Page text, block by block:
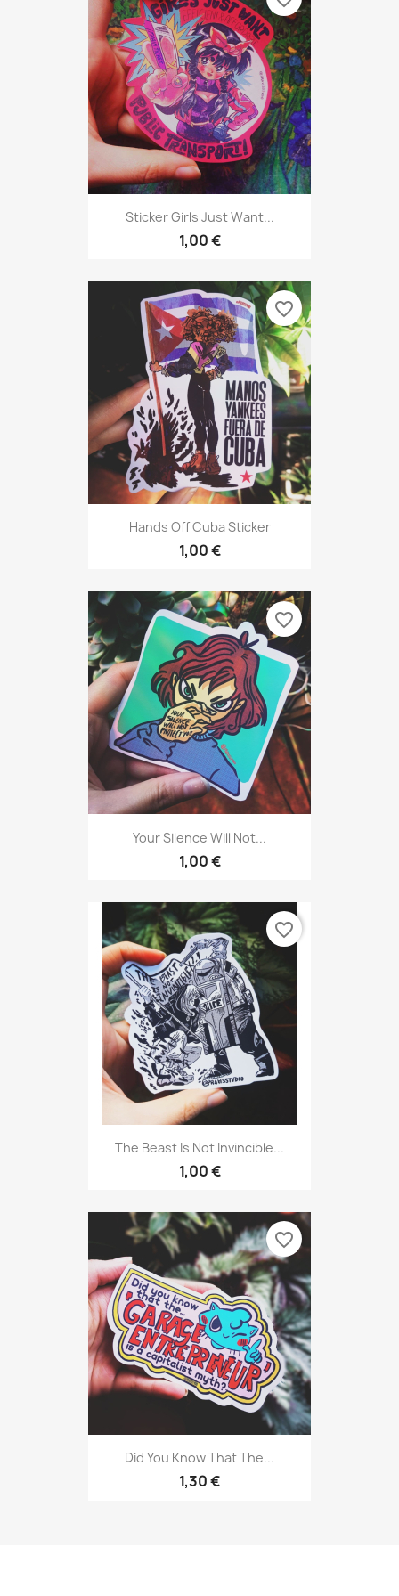
Sticker Girls Just Want...
1,00 €
Hands Off Cuba Sticker
1,00 €
favorite_border
Your Silence Will Not...
1,00 €
favorite_border
The Beast Is Not Invincible...
1,00 €
favorite_border
Did You Know That The...
1,30 €
favorite_border